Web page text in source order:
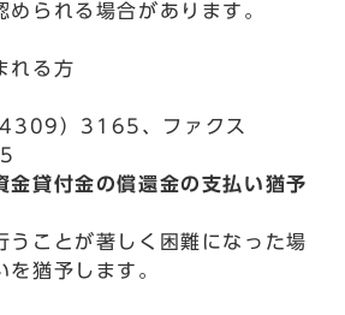
められる場合があります。
れる方
）3165、ファクス
金貸付金の償還金の支払い猶予
うことが著しく困難になった場
猶予します。